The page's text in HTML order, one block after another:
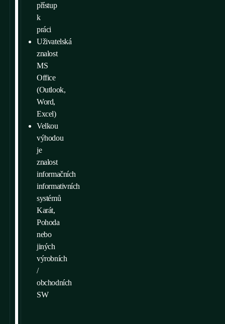
přístup
k
práci
Uživatelská
znalost
MS
Office
(Outlook,
Word,
Excel)
Velkou
výhodou
je
znalost
informačních
informativních
systémů
Karát,
Pohoda
nebo
jiných
výrobních
/
obchodních
SW